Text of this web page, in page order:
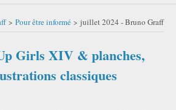
> Pour être informé > juillet 2024 - Bruno Graff
Girls XIV & planches,
classiques